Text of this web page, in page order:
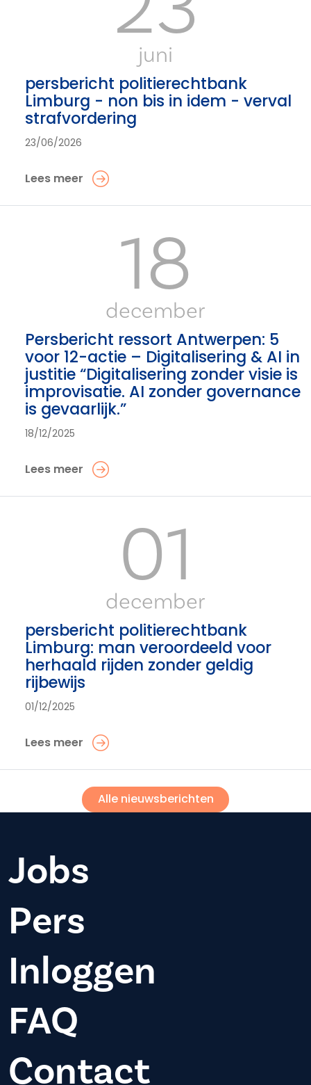
juni
persbericht politierechtbank
Limburg - non bis in idem - verval
strafvordering
23/06/2026
Lees meer
18
december
Persbericht ressort Antwerpen: 5
voor 12-actie – Digitalisering & AI in
justitie “Digitalisering zonder visie is
improvisatie. AI zonder governance
is gevaarlijk.”
18/12/2025
Lees meer
01
december
persbericht politierechtbank
Limburg: man veroordeeld voor
herhaald rijden zonder geldig
rijbewijs
01/12/2025
Lees meer
Alle nieuwsberichten
Jobs
Pers
Inloggen
FAQ
Contact